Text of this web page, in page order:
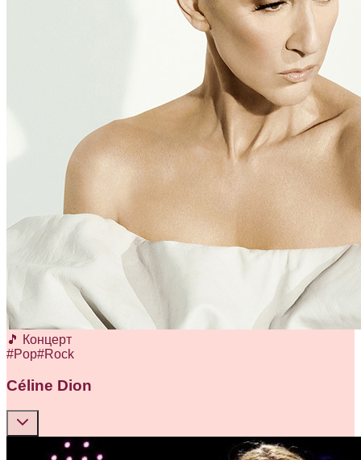
🎵 Концерт
#Pop#Rock
Céline Dion